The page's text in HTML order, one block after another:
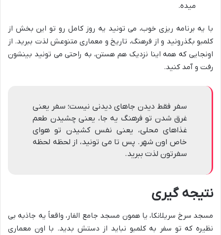
میده.
با یه برنامه ریزی خوب، می تونید یه روز کامل رو تو این بخش از
کلمبو بگذرونید و از فرهنگ، تاریخ و معماری متنوعش لذت ببرید. از
اونجایی که همه اینا نزدیک هم هستن، به راحتی می تونید بینشون
رفت و آمد کنید.
سفر فقط دیدن جاهای دیدنی نیست؛ سفر یعنی
غرق شدن تو فرهنگ یه جا، یعنی چشیدن طعم
غذاهای محلی، یعنی نفس کشیدن تو هوای
خاص اون شهر. پس تا می تونید، از لحظه لحظه
سفرتون لذت ببرید.
نتیجه گیری
مسجد سرخ سریلانکا، یا همون مسجد جامع الفار، واقعاً یه جاذبه بی
نظیره که تو سفر به کلمبو نباید از دستش بدید. با اون معماری